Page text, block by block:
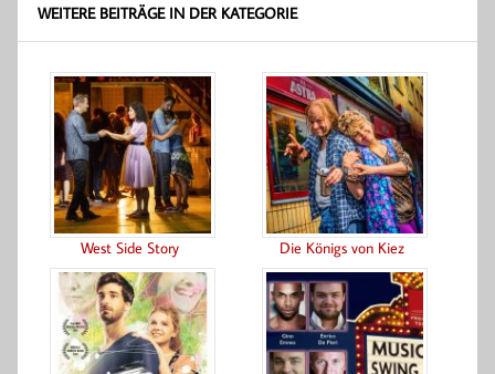
WEITERE BEITRÄGE IN DER KATEGORIE
West Side Story Die Königs von Kiez